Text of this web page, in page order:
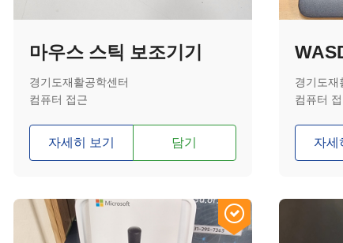
마우스 스틱 보조기기
경기도재활공학센터
컴퓨터 접근
자세히 보기 담기
경기도재
컴퓨터
자세